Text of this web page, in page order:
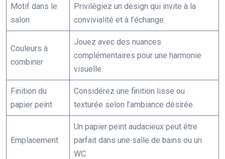
Motif dans le
salon
Privilégiez un design qui invite à la
convivialité et à l’échange.
Couleurs à
combiner
Jouez avec des nuances
complémentaires pour une harmonie
visuelle.
Finition du
papier peint
Considérez une finition lisse ou
texturée selon l’ambiance désirée.
Emplacement
Un papier peint audacieux peut être
parfait dans une salle de bains ou un
WC.